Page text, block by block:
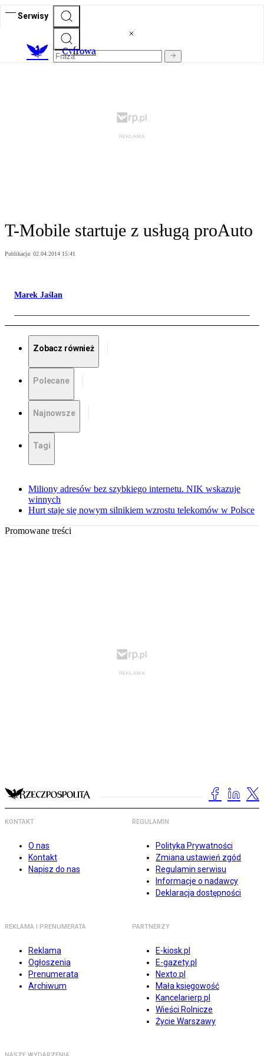
Serwisy
Cyfrowa
T-Mobile startuje z usługą proAuto
Publikacja: 02.04.2014 15:41
Marek Jaślan
Zobacz również
Polecane
Najnowsze
Tagi
Miliony adresów bez szybkiego internetu. NIK wskazuje
winnych
Hurt staje się nowym silnikiem wzrostu telekomów w Polsce
Promowane treści
KONTAKT
O nas
Kontakt
Napisz do nas
REGULAMIN
Polityka Prywatności
Zmiana ustawień zgód
Regulamin serwisu
Informacje o nadawcy
Deklaracja dostępności
REKLAMA I PRENUMERATA
Reklama
Ogłoszenia
Prenumerata
Archiwum
PARTNERZY
E-kiosk.pl
E-gazety.pl
Nexto.pl
Mała księgowość
Kancelarierp.pl
Wieści Rolnicze
Życie Warszawy